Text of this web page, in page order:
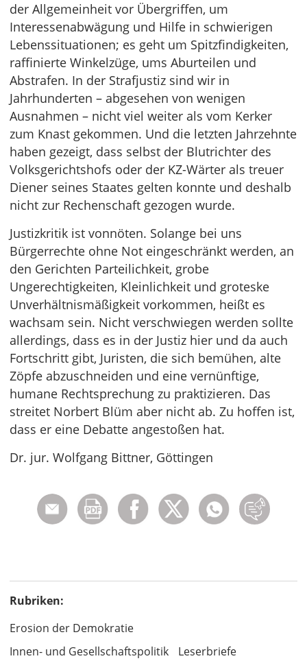
der Allgemeinheit vor Übergriffen, um
Interessenabwägung und Hilfe in schwierigen
Lebenssituationen; es geht um Spitzfindigkeiten,
raffinierte Winkelzüge, ums Aburteilen und
Abstrafen. In der Strafjustiz sind wir in
Jahrhunderten – abgesehen von wenigen
Ausnahmen – nicht viel weiter als vom Kerker
zum Knast gekommen. Und die letzten Jahrzehnte
haben gezeigt, dass selbst der Blutrichter des
Volksgerichtshofs oder der KZ-Wärter als treuer
Diener seines Staates gelten konnte und deshalb
nicht zur Rechenschaft gezogen wurde.
Justizkritik ist vonnöten. Solange bei uns
Bürgerrechte ohne Not eingeschränkt werden, an
den Gerichten Parteilichkeit, grobe
Ungerechtigkeiten, Kleinlichkeit und groteske
Unverhältnismäßigkeit vorkommen, heißt es
wachsam sein. Nicht verschwiegen werden sollte
allerdings, dass es in der Justiz hier und da auch
Fortschritt gibt, Juristen, die sich bemühen, alte
Zöpfe abzuschneiden und eine vernünftige,
humane Rechtsprechung zu praktizieren. Das
streitet Norbert Blüm aber nicht ab. Zu hoffen ist,
dass er eine Debatte angestoßen hat.
Dr. jur. Wolfgang Bittner, Göttingen
Rubriken:
Erosion der Demokratie
Innen- und Gesellschaftspolitik
Leserbriefe